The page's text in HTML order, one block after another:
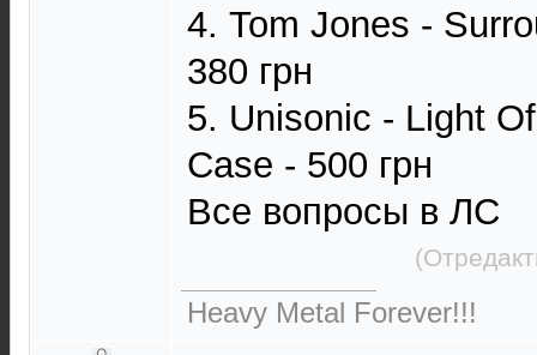
4. Tom Jones -
380 грн
5. Unisonic - Lіght
Case - 500 грн
Все вопросы в ЛС
Heavy Metal Forever!!!